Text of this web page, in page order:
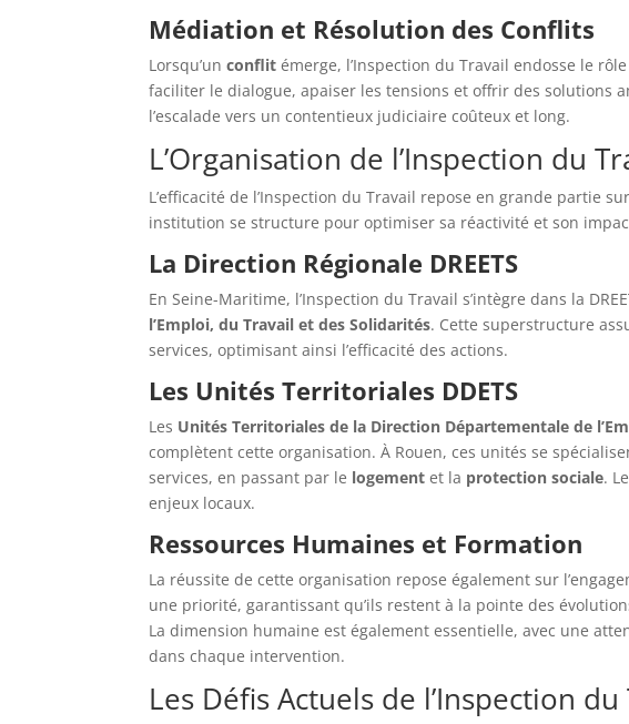
Médiation et Résolution des Conflits
Lorsqu’unconflit émerge, l’Inspection du Travail endosse le
faciliter le dialogue, apaiser les tensions et offrir des solutions
l’escalade vers un contentieux judiciaire coûteux et long.
L’Organisation de l’Inspection du
L’efficacité de l’Inspection du Travail repose en grande partie
institution se structure pour optimiser sa réactivité et son
La Direction Régionale DREETS
En Seine-Maritime, l’Inspection du Travail s’intègre dans la
l’Emploi, du Travail et des Solidarités. Cette superstructure
services, optimisant ainsi l’efficacité des actions.
Les Unités Territoriales DDETS
Les Unités Territoriales de la Direction Départementale de
complètent cette organisation. À Rouen, ces unités se
services, en passant par le logement et la protection sociale.
enjeux locaux.
Ressources Humaines et Formation
La réussite de cette organisation repose également sur
une priorité, garantissant qu’ils restent à la pointe des
La dimension humaine est également essentielle, avec une
dans chaque intervention.
Les Défis Actuels de l’Inspection